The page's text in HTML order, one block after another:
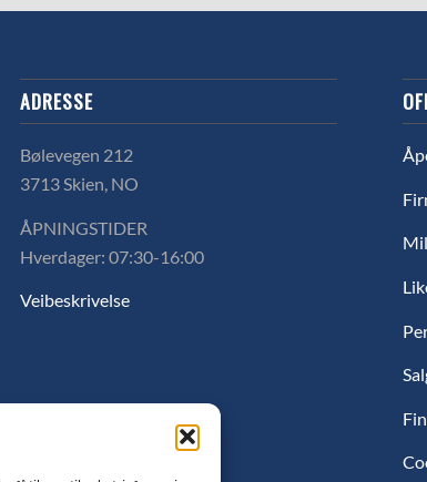
ADRESSE
Bølevegen 212
3713 Skien, NO
ÅPNINGSTIDER
Hverdager: 07:30-16:00
Veibeskrivelse